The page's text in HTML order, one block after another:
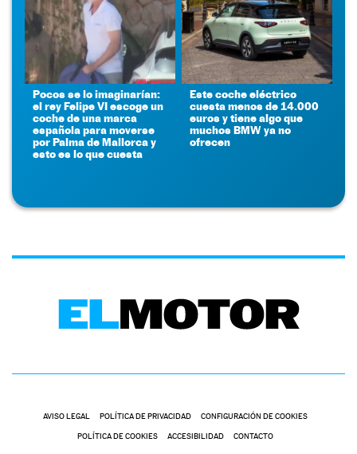
Pocos se lo imaginarían:
el rey Felipe VI escoge un
coche de una marca
española para moverse
por Palma de Mallorca y
esto es lo que cuesta
Este coche eléctrico
cuesta menos de 14.000
euros y tiene algo que
muchos BMW ya no
ofrecen
AVISO LEGAL POLÍTICA DE PRIVACIDAD CONFIGURACIÓN DE COOKIES
POLÍTICA DE COOKIES ACCESIBILIDAD CONTACTO